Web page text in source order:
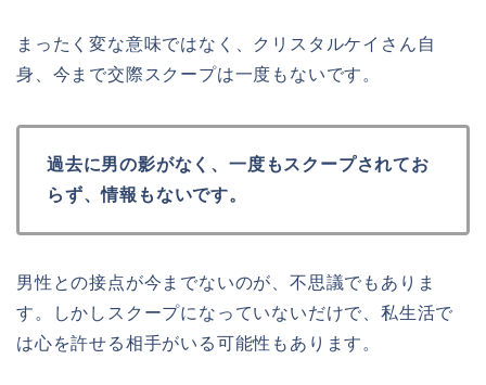
まったく変な意味ではなく、クリスタルケイさん自
身、今まで交際スクープは一度もないです。
過去に男の影がなく、一度もスクープされてお
らず、情報もないです。
男性との接点が今までないのが、不思議でもありま
す。しかしスクープになっていないだけで、私生活で
は心を許せる相手がいる可能性もあります。